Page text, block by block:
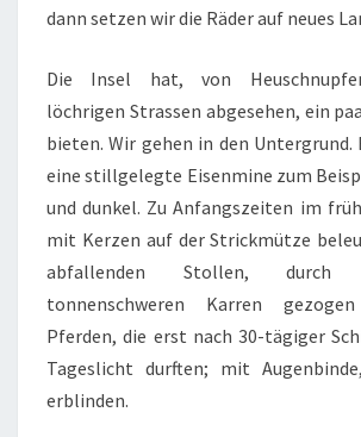
dann setzen wir die Räder auf neues
Die Insel hat, von
löchrigen Strassen abgesehen, ein
bieten. Wir gehen in den Untergrund.
eine stillgelegte Eisenmine zum
und dunkel. Zu Anfangszeiten im
mit Kerzen auf der Strickmütze
abfallenden Stollen, durch
tonnenschweren Karren
Pferden, die erst nach 30-tägiger
Tageslicht durften; mit
erblinden.